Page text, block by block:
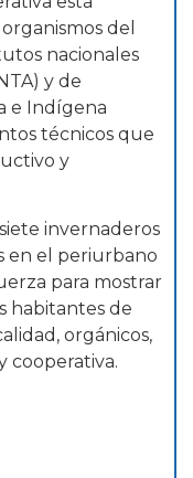
del
nacionales
y de
e Indígena
técnicos que
y
invernaderos
en el periurbano
para mostrar
habitantes de
orgánicos,
cooperativa.